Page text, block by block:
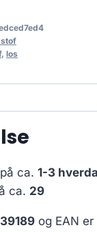
stof
, los
ca. 1-3
ca. 29
og EAN er